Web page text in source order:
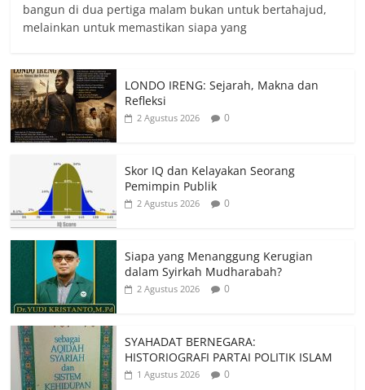
bangun di dua pertiga malam bukan untuk bertahajud,
melainkan untuk memastikan siapa yang
LONDO IRENG: Sejarah, Makna dan
Refleksi
2 Agustus 2026 0
Skor IQ dan Kelayakan Seorang
Pemimpin Publik
2 Agustus 2026 0
Siapa yang Menanggung Kerugian
dalam Syirkah Mudharabah?
2 Agustus 2026 0
SYAHADAT BERNEGARA:
HISTORIOGRAFI PARTAI POLITIK ISLAM
1 Agustus 2026 0